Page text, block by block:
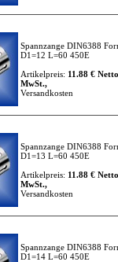
Spannzange DIN6388
D1=12 L=60 450E
Artikelpreis: 11.88 €
MwSt.,
Versandkosten
Spannzange DIN6388
D1=13 L=60 450E
Artikelpreis: 11.88 €
MwSt.,
Versandkosten
Spannzange DIN6388
D1=14 L=60 450E